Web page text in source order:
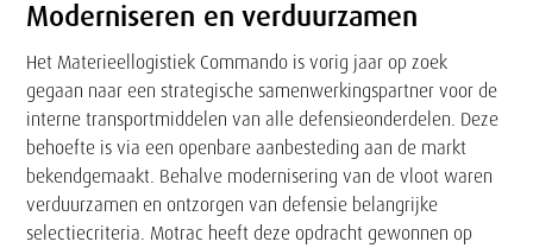
Moderniseren en verduurzamen
Het Materieellogistiek Commando is vorig jaar op zoek
gegaan naar een strategische samenwerkingspartner voor de
interne transportmiddelen van alle defensieonderdelen. Deze
behoefte is via een openbare aanbesteding aan de markt
bekendgemaakt. Behalve modernisering van de vloot waren
verduurzamen en ontzorgen van defensie belangrijke
selectiecriteria. Motrac heeft deze opdracht gewonnen op